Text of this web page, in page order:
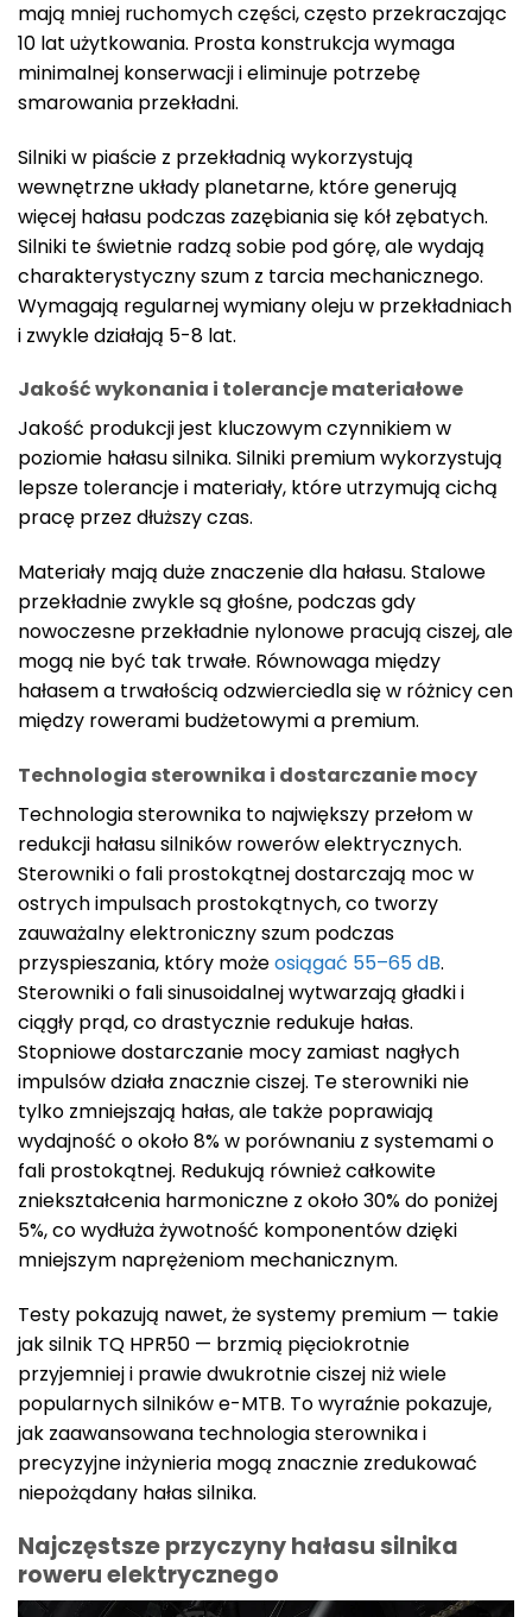
mają mniej ruchomych części, często przekraczając
10 lat użytkowania. Prosta konstrukcja wymaga
minimalnej konserwacji i eliminuje potrzebę
smarowania przekładni.
Silniki w piaście z przekładnią wykorzystują
wewnętrzne układy planetarne, które generują
więcej hałasu podczas zazębiania się kół zębatych.
Silniki te świetnie radzą sobie pod górę, ale wydają
charakterystyczny szum z tarcia mechanicznego.
Wymagają regularnej wymiany oleju w przekładniach
i zwykle działają 5-8 lat.
Jakość wykonania i tolerancje materiałowe
Jakość produkcji jest kluczowym czynnikiem w
poziomie hałasu silnika. Silniki premium wykorzystują
lepsze tolerancje i materiały, które utrzymują cichą
pracę przez dłuższy czas.
Materiały mają duże znaczenie dla hałasu. Stalowe
przekładnie zwykle są głośne, podczas gdy
nowoczesne przekładnie nylonowe pracują ciszej, ale
mogą nie być tak trwałe. Równowaga między
hałasem a trwałością odzwierciedla się w różnicy cen
między rowerami budżetowymi a premium.
Technologia sterownika i dostarczanie mocy
Technologia sterownika to największy przełom w
redukcji hałasu silników rowerów elektrycznych.
Sterowniki o fali prostokątnej dostarczają moc w
ostrych impulsach prostokątnych, co tworzy
zauważalny elektroniczny szum podczas
przyspieszania, który możeosiągać 55–65 dB.
Sterowniki o fali sinusoidalnej wytwarzają gładki i
ciągły prąd, co drastycznie redukuje hałas.
Stopniowe dostarczanie mocy zamiast nagłych
impulsów działa znacznie ciszej. Te sterowniki nie
tylko zmniejszają hałas, ale także poprawiają
wydajność o około 8% w porównaniu z systemami o
fali prostokątnej. Redukują również całkowite
zniekształcenia harmoniczne z około 30% do poniżej
5%, co wydłuża żywotność komponentów dzięki
mniejszym naprężeniom mechanicznym.
Testy pokazują nawet, że systemy premium — takie
jak silnik TQ HPR50 — brzmią pięciokrotnie
przyjemniej i prawie dwukrotnie ciszej niż wiele
popularnych silników e-MTB. To wyraźnie pokazuje,
jak zaawansowana technologia sterownika i
precyzyjne inżynieria mogą znacznie zredukować
niepożądany hałas silnika.
Najczęstsze przyczyny hałasu silnika
roweru elektrycznego